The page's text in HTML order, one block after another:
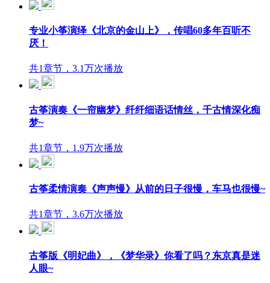
专业小筝演绎《北京的金山上》，传唱60多年百听不
厌！
共1章节，3.1万次播放
古筝演奏《一帘幽梦》纤纤细语话情丝，千古情深化痴
梦~
共1章节，1.9万次播放
古筝柔情演奏《声声慢》从前的日子很慢，车马也很慢~
共1章节，3.6万次播放
古筝版《明妃曲》，《梦华录》你看了吗？东京真是迷
人眼~